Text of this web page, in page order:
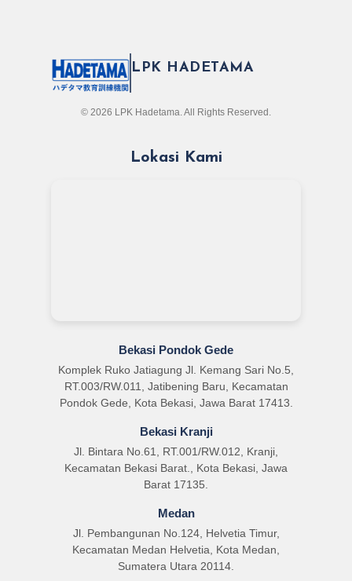
LPK HADETAMA
© 2026 LPK Hadetama. All Rights Reserved.
Lokasi Kami
Bekasi Pondok Gede
Komplek Ruko Jatiagung Jl. Kemang Sari No.5,
RT.003/RW.011, Jatibening Baru, Kecamatan
Pondok Gede, Kota Bekasi, Jawa Barat 17413.
Bekasi Kranji
Jl. Bintara No.61, RT.001/RW.012, Kranji,
Kecamatan Bekasi Barat., Kota Bekasi, Jawa
Barat 17135.
Medan
Jl. Pembangunan No.124, Helvetia Timur,
Kecamatan Medan Helvetia, Kota Medan,
Sumatera Utara 20114.